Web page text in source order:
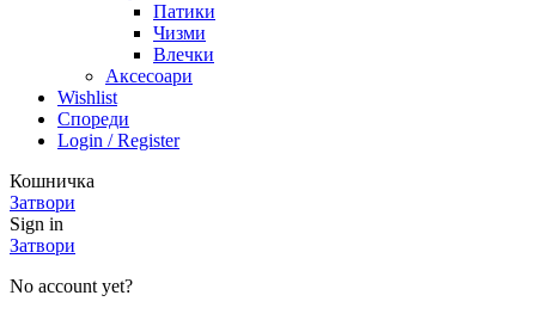
Патики
Чизми
Влечки
Аксесоари
Wishlist
Спореди
Login / Register
Кошничка
Затвори
Sign in
Затвори
No account yet?